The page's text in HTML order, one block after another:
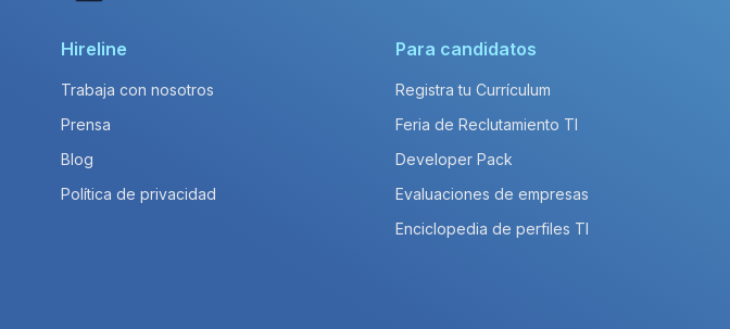
Hireline
Trabaja con nosotros
Prensa
Blog
Política de privacidad
Para candidatos
Registra tu Currículum
Feria de Reclutamiento TI
Developer Pack
Evaluaciones de empresas
Enciclopedia de perfiles TI